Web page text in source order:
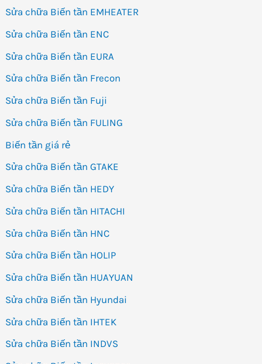
Sửa chữa Biến tần EMHEATER
Sửa chữa Biến tần ENC
Sửa chữa Biến tần EURA
Sửa chữa Biến tần Frecon
Sửa chữa Biến tần Fuji
Sửa chữa Biến tần FULING
Biến tần giá rẻ
Sửa chữa Biến tần GTAKE
Sửa chữa Biến tần HEDY
Sửa chữa Biến tần HITACHI
Sửa chữa Biến tần HNC
Sửa chữa Biến tần HOLIP
Sửa chữa Biến tần HUAYUAN
Sửa chữa Biến tần Hyundai
Sửa chữa Biến tần IHTEK
Sửa chữa Biến tần INDVS